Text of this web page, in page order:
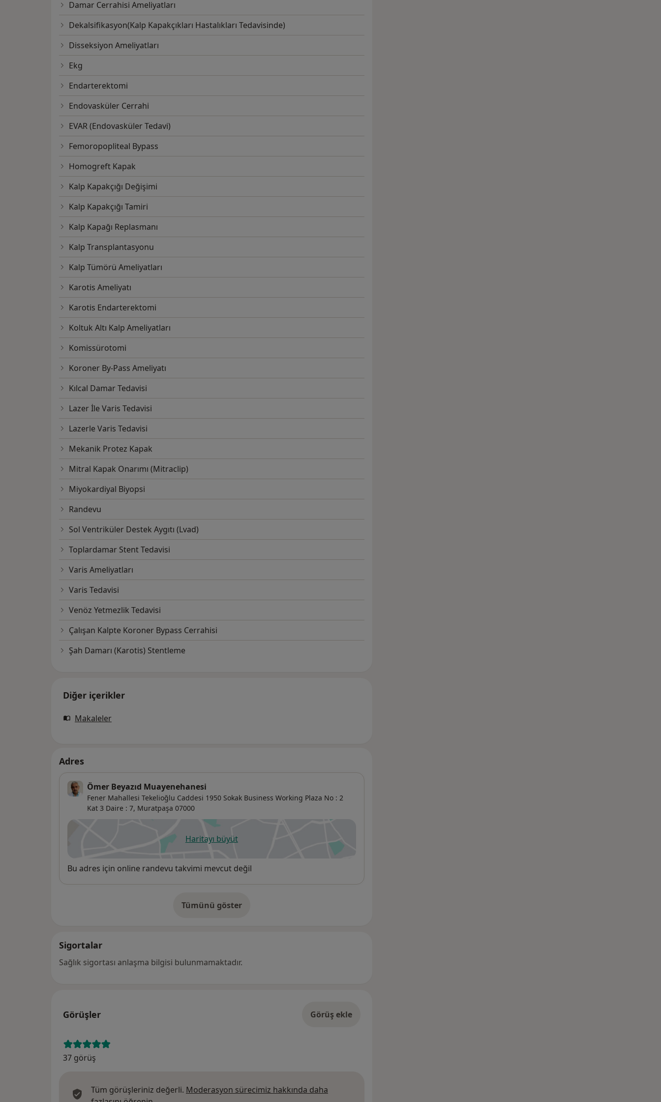
Damar Cerrahisi Ameliyatları
Dekalsifikasyon(Kalp Kapakçıkları Hastalıkları Tedavisinde)
Disseksiyon Ameliyatları
Ekg
Endarterektomi
Endovasküler Cerrahi
EVAR (Endovasküler Tedavi)
Femoropopliteal Bypass
Homogreft Kapak
Kalp Kapakçığı Değişimi
Kalp Kapakçığı Tamiri
Kalp Kapağı Replasmanı
Kalp Transplantasyonu
Kalp Tümörü Ameliyatları
Karotis Ameliyatı
Karotis Endarterektomi
Koltuk Altı Kalp Ameliyatları
Komissürotomi
Koroner By-Pass Ameliyatı
Kılcal Damar Tedavisi
Lazer İle Varis Tedavisi
Lazerle Varis Tedavisi
Mekanik Protez Kapak
Mitral Kapak Onarımı (Mitraclip)
Miyokardiyal Biyopsi
Randevu
Sol Ventriküler Destek Aygıtı (Lvad)
Toplardamar Stent Tedavisi
Varis Ameliyatları
Varis Tedavisi
Venöz Yetmezlik Tedavisi
Çalışan Kalpte Koroner Bypass Cerrahisi
Şah Damarı (Karotis) Stentleme
Diğer içerikler
Makaleler
Adres
Ömer Beyazıd Muayenehanesi
Fener Mahallesi Tekelioğlu Caddesi 1950 Sokak Business Working Plaza No : 2
Kat 3 Daire : 7, Muratpaşa 07000
Haritayı büyüt
yeni bir sekmede açılır
Uygunluk
Bu adres için online randevu takvimi mevcut değil
Tümünü göster
adres hakkında
Sigortalar
Sağlık sigortası anlaşma bilgisi bulunmamaktadır.
Görüşler Görüş ekle
37 görüş
Tüm görüşleriniz değerli. Moderasyon sürecimiz hakkında daha